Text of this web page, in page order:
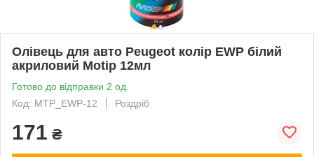
Олівець для авто Peugeot колір EWP білий
акриловий Motip 12мл
Готово до відправки 2 од.
Код: MTP_EWP-12
Роздріб
171 ₴